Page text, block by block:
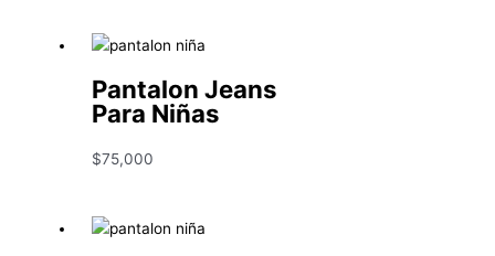
Pantalon Jeans
Para Niñas
$75,000